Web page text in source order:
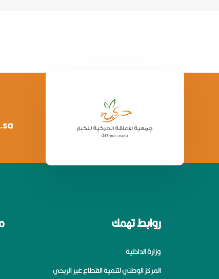
روابط تهمك
وزارة الداخلية
المركز الوطني لتنمية القطاع غير الربحي